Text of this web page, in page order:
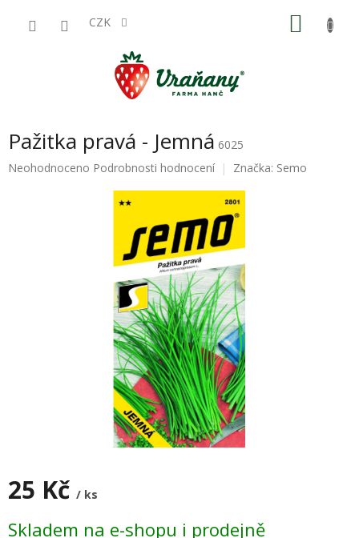
CZK
Pažitka pravá - Jemná 6025
Průměrné
Neohodnoceno Podrobnosti hodnocení Značka: Semo
25 Kč / ks
cena:
Skladem na e-shopu i prodejně